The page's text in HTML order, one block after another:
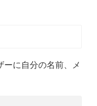
ーに自分の名前、メ